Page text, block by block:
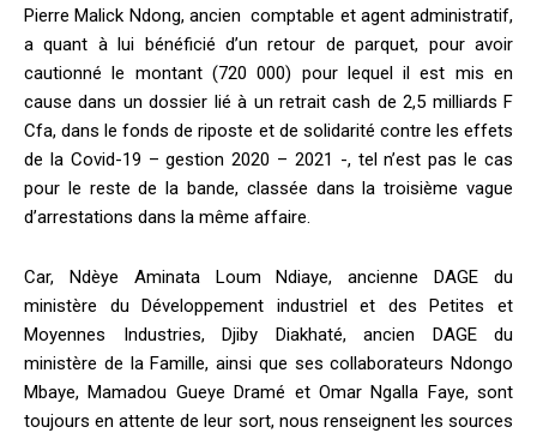
Pierre Malick Ndong, ancien comptable et agent administratif,
a quant à lui bénéficié d’un retour de parquet, pour avoir
cautionné le montant (720 000) pour lequel il est mis en
cause dans un dossier lié à un retrait cash de 2,5 milliards F
Cfa, dans le fonds de riposte et de solidarité contre les effets
de la Covid-19 – gestion 2020 – 2021 -, tel n’est pas le cas
pour le reste de la bande, classée dans la troisième vague
d’arrestations dans la même affaire.
Car, Ndèye Aminata Loum Ndiaye, ancienne DAGE du
ministère du Développement industriel et des Petites et
Moyennes Industries, Djiby Diakhaté, ancien DAGE du
ministère de la Famille, ainsi que ses collaborateurs Ndongo
Mbaye, Mamadou Gueye Dramé et Omar Ngalla Faye, sont
toujours en attente de leur sort, nous renseignent les sources